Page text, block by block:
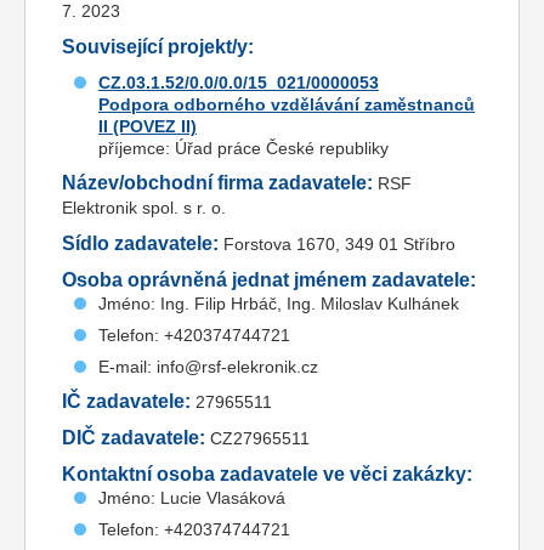
7. 2023
Související projekt/y:
CZ.03.1.52/0.0/0.0/15_021/0000053
Podpora odborného vzdělávání zaměstnanců
II (POVEZ II)
příjemce: Úřad práce České republiky
Název/obchodní firma zadavatele: RSF
Elektronik spol. s r. o.
Sídlo zadavatele: Forstova 1670, 349 01 Stříbro
Osoba oprávněná jednat jménem zadavatele:
Jméno: Ing. Filip Hrbáč, Ing. Miloslav Kulhánek
Telefon: +420374744721
E-mail: info@rsf-elekronik.cz
IČ zadavatele: 27965511
DIČ zadavatele: CZ27965511
Kontaktní osoba zadavatele ve věci zakázky:
Jméno: Lucie Vlasáková
Telefon: +420374744721